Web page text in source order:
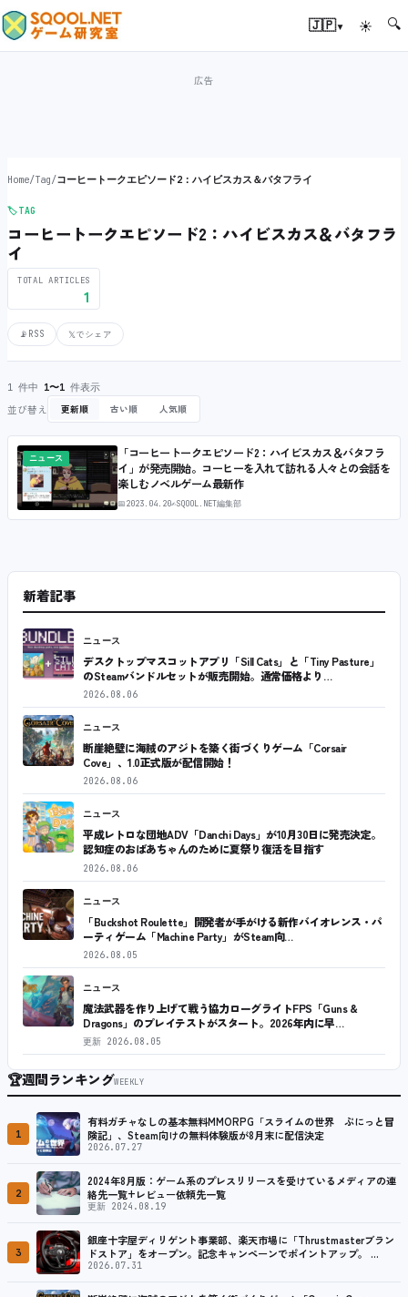
🇯🇵▾ ☀ 🔍
Home/Tag/コーヒートークエピソード2：ハイビスカス＆バタフライ
🏷️TAG
コーヒートークエピソード2：ハイビスカス＆バタフラ
イ
TOTAL ARTICLES
1
📡 RSS 𝕏でシェア
1 件中 1〜1 件表示
並び替え 更新順 古い順 人気順
ニュース
「コーヒートークエピソード2：ハイビスカス＆バタフラ
イ」が発売開始。コーヒーを入れて訪れる人々との会話を
楽しむノベルゲーム最新作
📅2023.04.20✍SQOOL.NET編集部
新着記事
ニュース
デスクトップマスコットアプリ「Sill Cats」と「Tiny Pasture」
のSteamバンドルセットが販売開始。通常価格より…
2026.08.06
ニュース
断崖絶壁に海賊のアジトを築く街づくりゲーム「Corsair
Cove」、1.0正式版が配信開始！
2026.08.06
ニュース
平成レトロな団地ADV「Danchi Days」が10月30日に発売決定。
認知症のおばあちゃんのために夏祭り復活を目指す
2026.08.06
ニュース
「Buckshot Roulette」開発者が手がける新作バイオレンス・パ
ーティゲーム「Machine Party」がSteam向…
2026.08.05
ニュース
魔法武器を作り上げて戦う協力ローグライトFPS「Guns &
Dragons」のプレイテストがスタート。2026年内に早…
更新 2026.08.05
🏆週間ランキングWEEKLY
1
有料ガチャなしの基本無料MMORPG「スライムの世界 ぷにっと冒
険記」、Steam向けの無料体験版が8月末に配信決定
2026.07.27
2
2024年8月版：ゲーム系のプレスリリースを受けているメディアの連
絡先一覧+レビュー依頼先一覧
更新 2024.08.19
3
銀座十字屋ディリゲント事業部、楽天市場に「Thrustmasterブラン
ドストア」をオープン。記念キャンペーンでポイントアップ。 …
2026.07.31